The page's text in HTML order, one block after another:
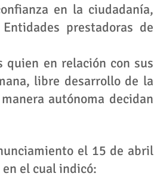
en la ciudadanía,
prestadoras de
quien en relación con sus
libre desarrollo de la
autónoma decidan
el 15 de abril
el cual indicó: